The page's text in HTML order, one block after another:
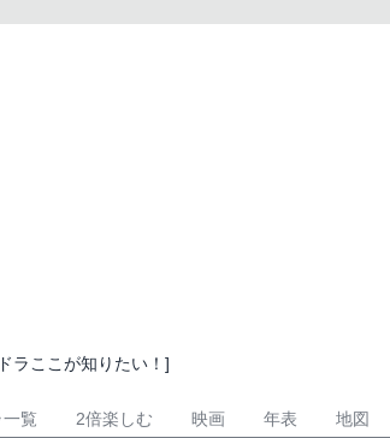
ラここが知りたい！]
覧 2倍楽しむ 映画 年表 地図